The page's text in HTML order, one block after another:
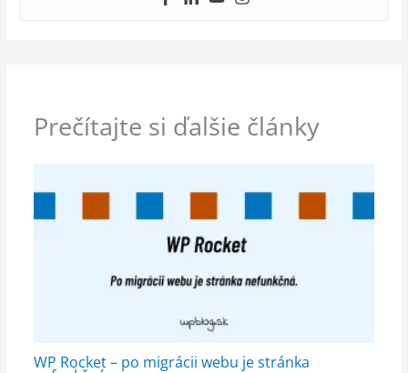
Prečítajte si ďalšie články
WP Rocket – po migrácii webu je stránka